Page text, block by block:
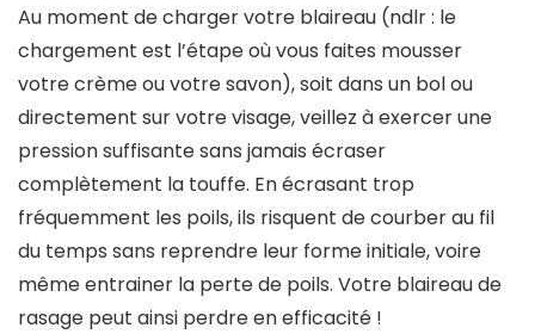
Au moment de charger votre blaireau (ndlr : le
chargement est l’étape où vous faites mousser
votre crème ou votre savon), soit dans un bol ou
directement sur votre visage, veillez à exercer une
pression suffisante sans jamais écraser
complètement la touffe. En écrasant trop
fréquemment les poils, ils risquent de courber au fil
du temps sans reprendre leur forme initiale, voire
même entrainer la perte de poils. Votre blaireau de
rasage peut ainsi perdre en efficacité !